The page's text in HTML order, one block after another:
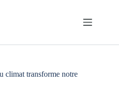
climat transforme notre